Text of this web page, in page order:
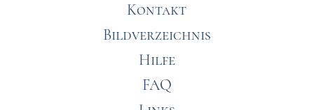
Kontakt
Bildverzeichnis
Hilfe
FAQ